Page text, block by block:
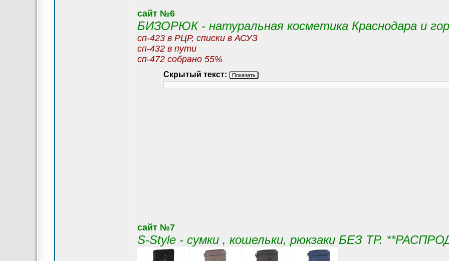
сайт №6
БИЗОРЮК - натуральная косметика Краснодара и гор
сп-423 в РЦР, списки в АСУЗ
сп-432 в пути
сп-472 собрано 55%
Скрытый текст: Показать
сайт №7
S-Style - сумки , кошельки, рюкзаки БЕЗ ТР.